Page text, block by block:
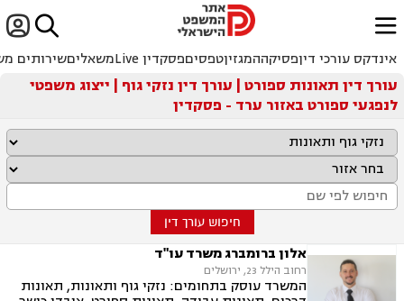

ﱐ
אינדקס עורכי דיןפסיקההמגזיןטפסיםפסקדין Live משאליםשירותים
עורך דין תאונות ספורט | עורך דין נזקי גוף | ייצוג משפטי
לנפגעי ספורט באזור ערד - פסקדין
חיפוש עורך דין
אלון ברומברג משרד עו"ד
רחוב הילל 23, ירושלים
המשרד עוסק בתחומים: נזקי גוף ותאונות, תאונות